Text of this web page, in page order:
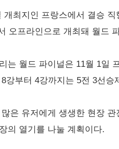
개최지인 프랑스에서 결승
오프라인으로 개최돼 월드
는 월드 파이널은 11월 1일
강부터 4강까지는 5전 3선
은 유저에게 생생한 현장
의 열기를 나눌 계획이다.